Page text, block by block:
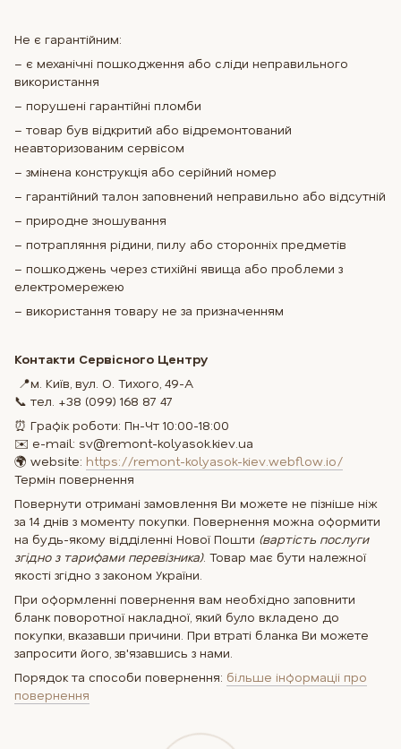
Не є гарантійним:
– є механічні пошкодження або сліди неправильного
використання
– порушені гарантійні пломби
– товар був відкритий або відремонтований
неавторизованим сервісом
– змінена конструкція або серійний номер
– гарантійний талон заповнений неправильно або відсутній
– природне зношування
– потрапляння рідини, пилу або сторонніх предметів
– пошкоджень через стихійні явища або проблеми з
електромережею
– використання товару не за призначенням
Контакти Сервісного Центру
📍м. Київ, вул. О. Тихого, 49-А
📞 тел. +38 (099) 168 87 47
⏰ Графік роботи: Пн-Чт 10:00-18:00
✉️ e-mail: sv@remont-kolyasok.kiev.ua
🌍 website: https://remont-kolyasok-kiev.webflow.io/
Термін повернення
Повернути отримані замовлення Ви можете не пізніше ніж
за 14 днів з моменту покупки. Повернення можна оформити
на будь-якому відділенні Нової Пошти (вартість послуги
згідно з тарифами перевізника). Товар має бути належної
якості згідно з законом України.
При оформленні повернення вам необхідно заповнити
бланк поворотної накладної, який було вкладено до
покупки, вказавши причини. При втраті бланка Ви можете
запросити його, зв'язавшись з нами.
Порядок та способи повернення: більше інформаціі про
повернення